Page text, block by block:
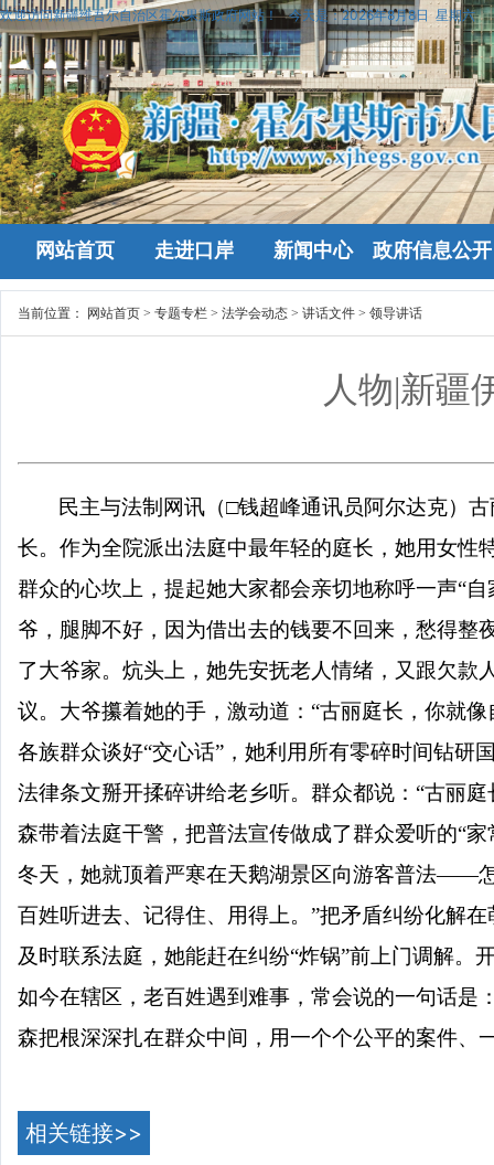
欢迎访问新疆维吾尔自治区霍尔果斯政府网站！ 今天是：2026年8月8日 星期六
网站首页 走进口岸 新闻中心 政府信息公开
当前位置： 网站首页 > 专题专栏 > 法学会动态 > 讲话文件 > 领导讲话
人物|新疆
民主与法制网讯（□钱超峰通讯员阿尔达克）
长。作为全院派出法庭中最年轻的庭长，她用女性
群众的心坎上，提起她大家都会亲切地称呼一声“
爷，腿脚不好，因为借出去的钱要不回来，愁得整
了大爷家。炕头上，她先安抚老人情绪，又跟欠
议。大爷攥着她的手，激动道：“古丽庭长，你就
各族群众谈好“交心话”，她利用所有零碎时间钻
法律条文掰开揉碎讲给老乡听。群众都说：“古丽
森带着法庭干警，把普法宣传做成了群众爱听的“
冬天，她就顶着严寒在天鹅湖景区向游客普法——
百姓听进去、记得住、用得上。”把矛盾纠纷化解
及时联系法庭，她能赶在纠纷“炸锅”前上门调解。
如今在辖区，老百姓遇到难事，常会说的一句话是
森把根深深扎在群众中间，用一个个公平的案件、
相关链接>>